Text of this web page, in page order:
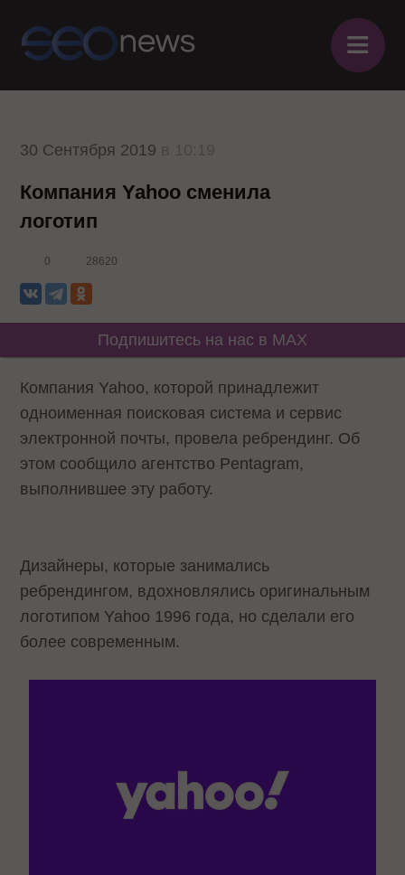
≡
30 Сентября 2019
Компания Yahoo сменила
логотип
0 28620
Подпишитесь на нас в MAX
Компания Yahoo, которой принадлежит
одноименная поисковая система и сервис
электронной почты, провела ребрендинг. Об
этом сообщило агентство Pentagram,
выполнившее эту работу.
Дизайнеры, которые занимались
ребрендингом, вдохновлялись оригинальным
логотипом Yahoo 1996 года, но сделали его
более современным.